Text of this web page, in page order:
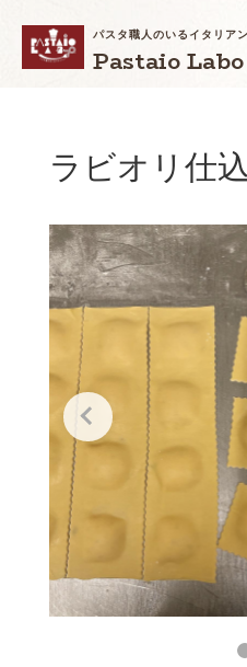
パスタ職人のいるイタリアン
Pastaio Labo
ラビオリ仕